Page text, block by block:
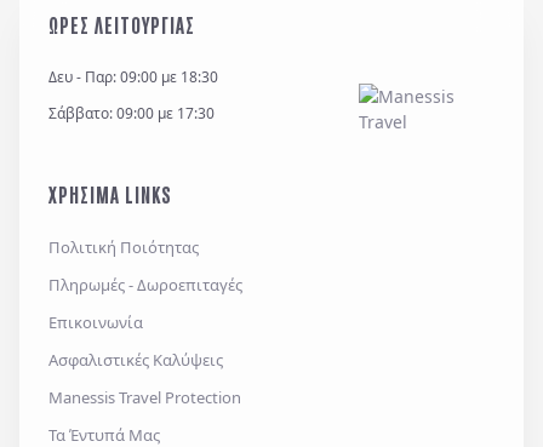
ΩΡΕΣ ΛΕΙΤΟΥΡΓΙΑΣ
Δευ - Παρ: 09:00 με 18:30
Σάββατο: 09:00 με 17:30
ΧΡΗΣΙΜΑ LINKS
Πολιτική Ποιότητας
Πληρωμές - Δωροεπιταγές
Επικοινωνία
Ασφαλιστικές Καλύψεις
Manessis Travel Protection
Τα Έντυπά Μας